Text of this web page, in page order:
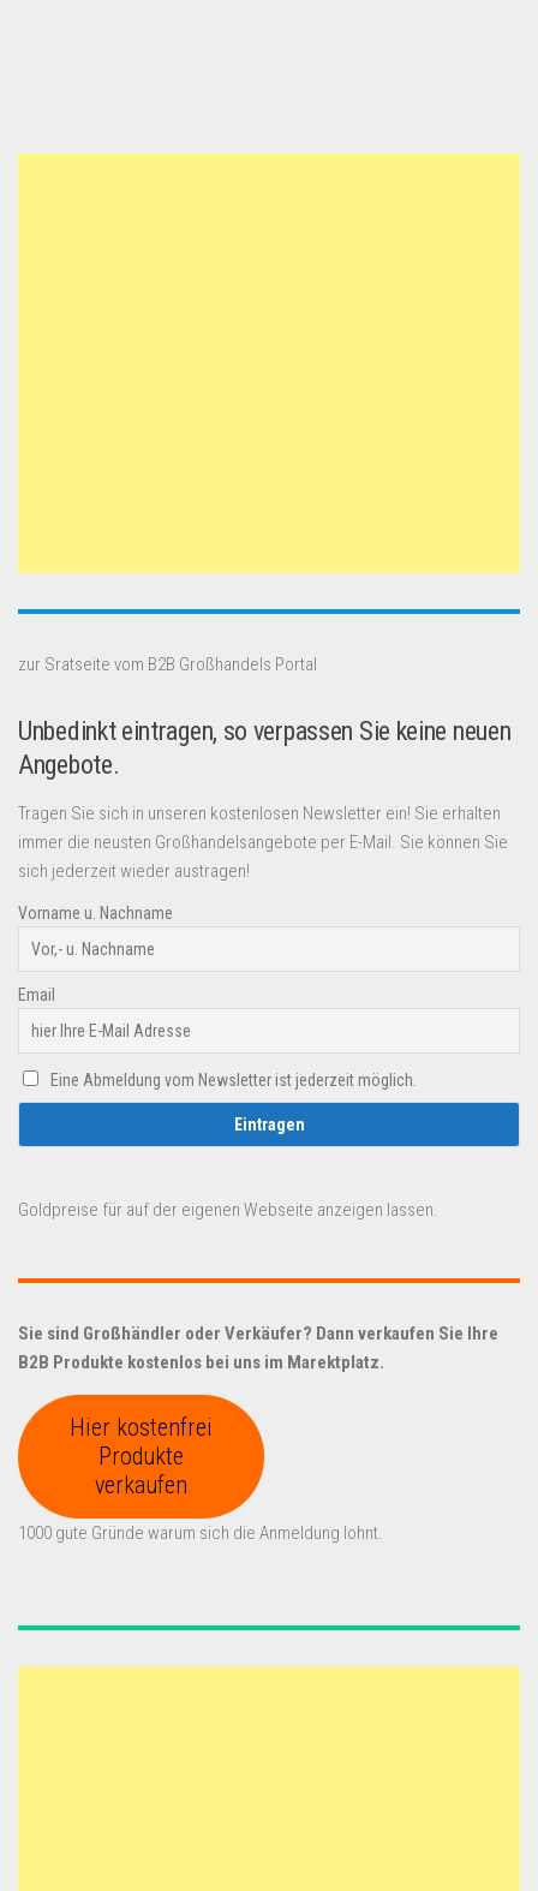
zur Sratseite vom B2B Großhandels Portal
Unbedinkt eintragen, so verpassen Sie keine neuen
Angebote.
Tragen Sie sich in unseren kostenlosen Newsletter ein! Sie erhalten
immer die neusten Großhandelsangebote per E-Mail. Sie können Sie
sich jederzeit wieder austragen!
Vorname u. Nachname
Email
Eine Abmeldung vom Newsletter ist jederzeit möglich.
Goldpreise für auf der eigenen Webseite anzeigen lassen.
Sie sind Großhändler oder Verkäufer? Dann verkaufen Sie Ihre
B2B Produkte kostenlos bei uns im Marektplatz.
Hier kostenfrei
Produkte
verkaufen
1000 gute Gründe warum sich die Anmeldung lohnt.